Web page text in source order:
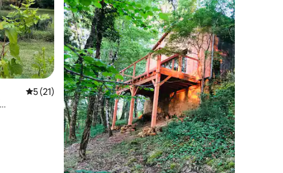
คะแนนเฉลี่ย 5 จาก 5, 21 รีวิว
5 (21)